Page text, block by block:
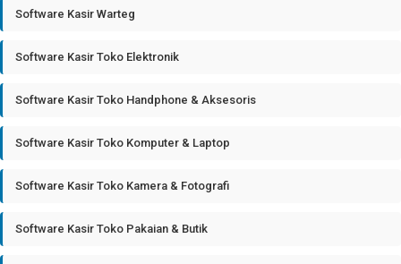
Software Kasir Warteg
Software Kasir Toko Elektronik
Software Kasir Toko Handphone & Aksesoris
Software Kasir Toko Komputer & Laptop
Software Kasir Toko Kamera & Fotografi
Software Kasir Toko Pakaian & Butik